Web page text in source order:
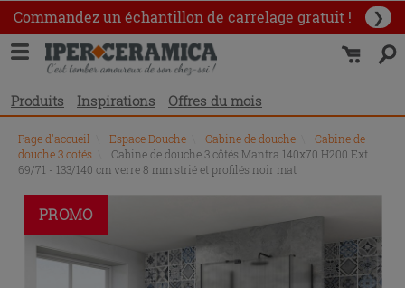
Commandez un échantillon de carrelage gratuit ! ❯
Produits Inspirations Offres du mois
Page d'accueil Espace Douche Cabine de douche
Cabine de
douche 3 cotés
Cabine de douche 3 côtés Mantra 140x70 H200 Ext
69/71 - 133/140 cm verre 8 mm strié et profilés noir mat
PROMO